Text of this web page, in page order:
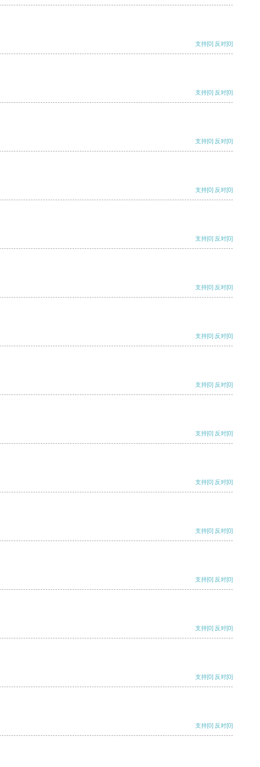
支持[0] 反对[0]
支持[0] 反对[0]
支持[0] 反对[0]
支持[0] 反对[0]
支持[0] 反对[0]
支持[0] 反对[0]
支持[0] 反对[0]
支持[0] 反对[0]
支持[0] 反对[0]
支持[0] 反对[0]
支持[0] 反对[0]
支持[0] 反对[0]
支持[0] 反对[0]
支持[0] 反对[0]
支持[0] 反对[0]